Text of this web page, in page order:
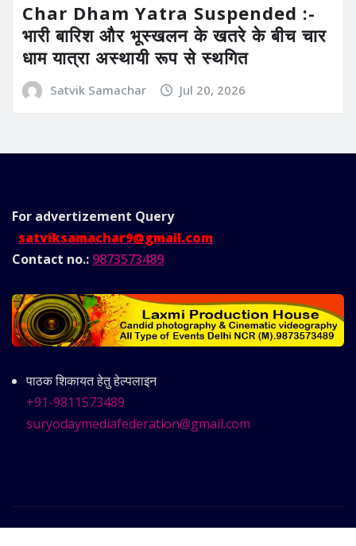
Char Dham Yatra Suspended :-
भारी बारिश और भूस्खलन के खतरे के बीच चार
धाम यात्रा अस्थायी रूप से स्थगित
Satvik Samachar Jul 20, 2026
For advertizement Query
satviksamachar9@gmail.com
Contact no.: 9873573489
पाठक शिकायत हेतु हेल्पलाइन
+91-9811573489
suryodaymediafederation@gmail.com